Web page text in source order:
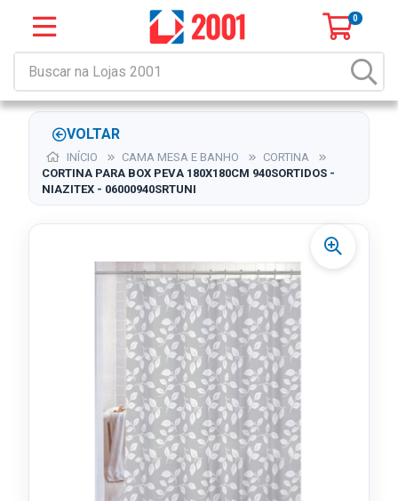
0
VOLTAR
INÍCIO CAMA MESA E BANHO
CORTINA
CORTINA PARA BOX PEVA 180X180CM 940SORTIDOS -
NIAZITEX - 06000940SRTUNI